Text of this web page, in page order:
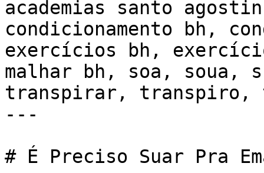
academias santo
condicionamento bh,
exercícios bh,
malhar bh, soa, soua,
transpirar, transpiro,
---
# É Preciso Suar Pra